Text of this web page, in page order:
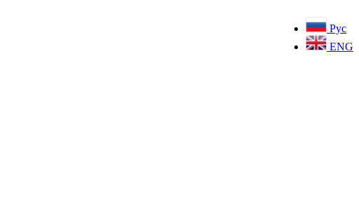
Рус
ENG